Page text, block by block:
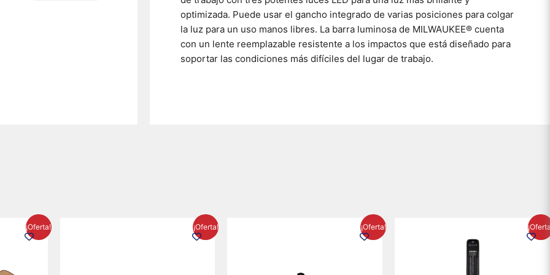
optimizada. Puede usar el gancho integrado de varias posiciones para colgar
la luz para un uso manos libres. La barra luminosa de MILWAUKEE® cuenta
con un lente reemplazable resistente a los impactos que está diseñado para
soportar las condiciones más difíciles del lugar de trabajo.
¡Oferta!
precio
actual
¡Oferta!
precio
actual
¡Oferta!
precio
actual
original
era:
$1,199.00.
precio
actual